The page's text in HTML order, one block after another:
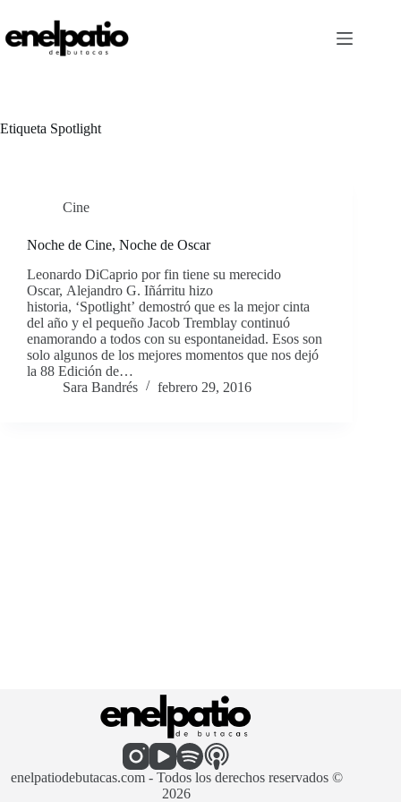
contenido
Etiqueta Spotlight
Cine
Noche de Cine, Noche de Oscar
Leonardo DiCaprio por fin tiene su merecido
Oscar, Alejandro G. Iñárritu hizo
historia, ‘Spotlight’ demostró que es la mejor cinta
del año y el pequeño Jacob Tremblay continuó
enamorando a todos con su espontaneidad. Esos son
solo algunos de los mejores momentos que nos dejó
la 88 Edición de…
Sara Bandrés
febrero 29, 2016
enelpatiodebutacas.com - Todos los derechos reservados ©
2026